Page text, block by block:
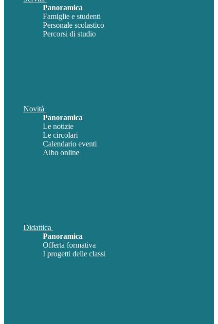
Panoramica
Famiglie e studenti
Personale scolastico
Percorsi di studio
Novità
Panoramica
Le notizie
Le circolari
Calendario eventi
Albo online
Didattica
Panoramica
Offerta formativa
I progetti delle classi